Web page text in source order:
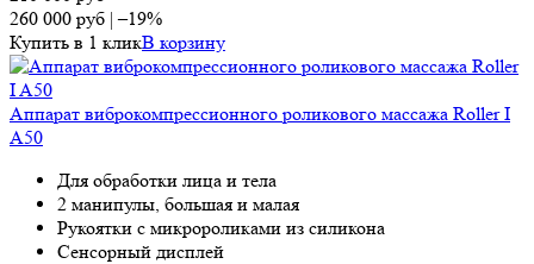
260 000 руб |–19%
Купить в 1 кликВ корзину
Аппарат виброкомпрессионного роликового массажа Roller I
A50
Для обработки лица и тела
2 манипулы, большая и малая
Рукоятки с микророликами из силикона
Сенсорный дисплей